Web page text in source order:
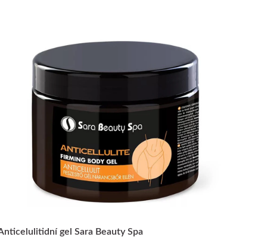
gel Sara Beauty Spa